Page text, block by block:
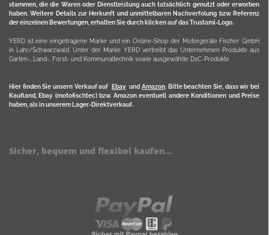
stammen, die die Waren oder Dienstleistung auch tatsächlich genutzt oder erworben
haben. Weitere Details zur Herkunft und unmittelbaren Nachverfolung bzw. Referenz
der einzelnen Bewertungen, erhalten Sie durch klicken auf das Trustami-Logo.
YERD ist eine eingetragene Marke und ein Online-Shop der Motorgeräte Fischer GmbH
in Lahr/Schwarzwald. Unter der Marke YERD vertreibt das Unternehmen Produkte aus
Garten-, Land-, Forst- und Kommunaltechnik sowie ausgewählte D2C-Produkte.
Hier finden Sie unsern Verkauf auf Ebayund Amazon. Bitte beachten Sie, dass wir bei
Kaufland, Ebay (motofischtec) bzw. Amazon eventuell andere Konditionen und Preise
haben, als in unserem Lager-Direktverkauf.
Sicher, bequem und flexibel kaufen...